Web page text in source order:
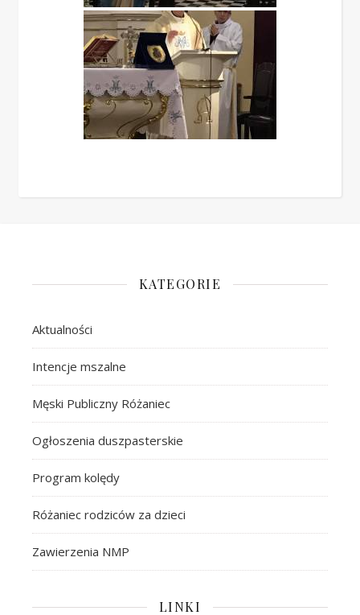
KATEGORIE
Aktualności
Intencje mszalne
Męski Publiczny Różaniec
Ogłoszenia duszpasterskie
Program kolędy
Różaniec rodziców za dzieci
Zawierzenia NMP
LINKI